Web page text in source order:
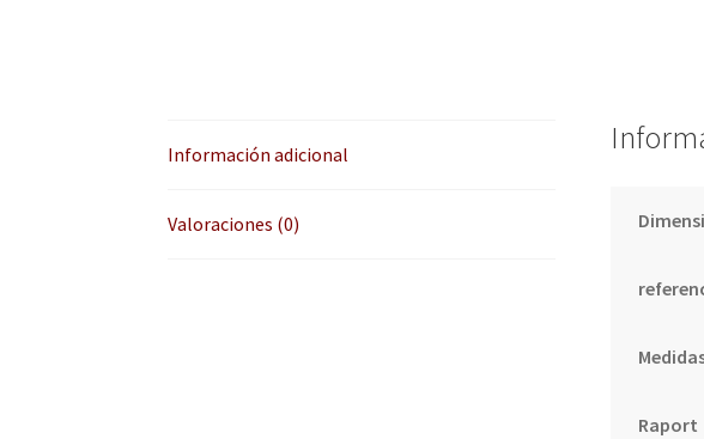
Información adicional
Valoraciones (0)
Raport